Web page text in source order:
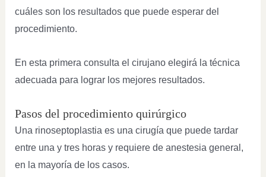
cuáles son los resultados que puede esperar del
procedimiento.
En esta primera consulta el cirujano elegirá la técnica
adecuada para lograr los mejores resultados.
Pasos del procedimiento quirúrgico
Una rinoseptoplastia es una cirugía que puede tardar
entre una y tres horas y requiere de anestesia general,
en la mayoría de los casos.